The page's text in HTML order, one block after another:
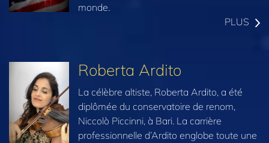
monde.
PLUS
Roberta Ardito
La célèbre altiste, Roberta Ardito, a été
diplômée du conservatoire de renom,
Niccolò Piccinni, à Bari. La carrière
professionnelle d’Ardito englobe toute une